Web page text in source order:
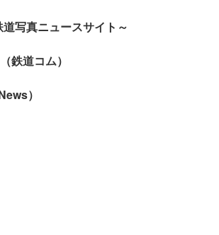
写真ニュースサイト～
鉄道コム）
）